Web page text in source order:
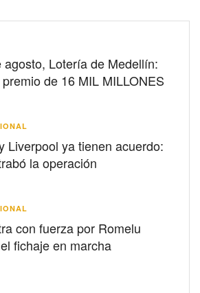
Lotería de Medellín:
de 16 MIL MILLONES
Liverpool ya tienen acuerdo:
la operación
con fuerza por Romelu
fichaje en marcha